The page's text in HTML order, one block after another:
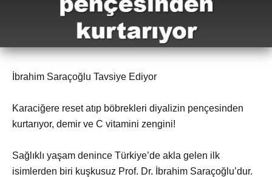
İbrahim Saraçoğlu Tavsiye Ediyor
Karaciğere reset atıp böbrekleri diyalizin pençesinden
kurtarıyor, demir ve C vitamini zengini!
Sağlıklı yaşam denince Türkiye’de akla gelen ilk
isimlerden biri kuşkusuz Prof. Dr. İbrahim Saraçoğlu’dur.